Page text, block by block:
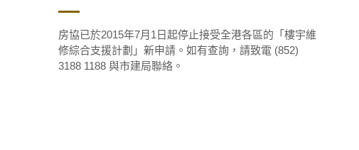
房協已於2015年7月1日起停止接受全港各區的「樓宇維
修綜合支援計劃」新申請。如有查詢，請致電 (852)
3188 1188 與市建局聯絡。